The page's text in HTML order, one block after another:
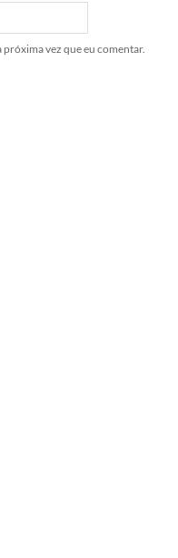
próxima vez que eu comentar.